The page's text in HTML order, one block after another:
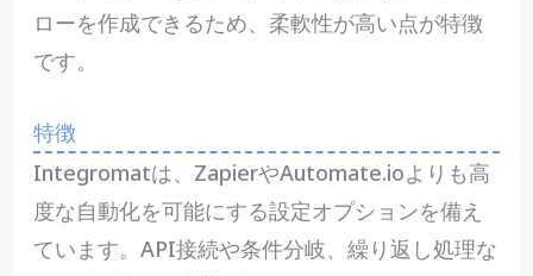
ローを作成できるため、柔軟性が高い点が特徴
です。
特徴
Integromatは、ZapierやAutomate.ioよりも高
度な自動化を可能にする設定オプションを備え
ています。API接続や条件分岐、繰り返し処理な